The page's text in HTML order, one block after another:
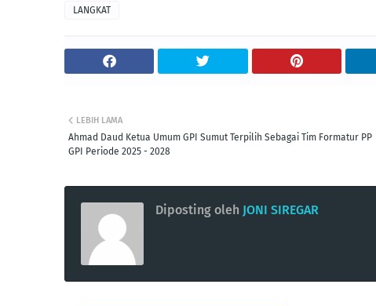
LANGKAT
LEBIH LAMA
Ahmad Daud Ketua Umum GPI Sumut Terpilih Sebagai Tim Formatur PP
GPI Periode 2025 - 2028
Diposting oleh JONI SIREGAR